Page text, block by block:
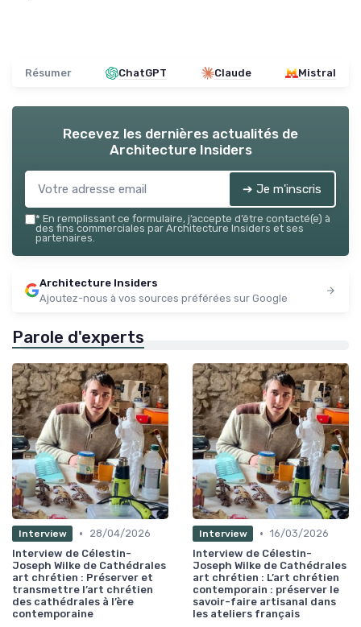
Résumer ChatGPT Claude Mistral
Recevez les dernières actualités de
Architecture Insiders
➔ Je m'inscris
* En remplissant ce formulaire, j’accepte d’être contacté(e) à
des fins commerciales par Architecture Insiders et ses
partenaires.
Architecture Insiders
Ajoutez-nous à vos sources préférées sur Google
Parole d'experts
Interview •
28/04/2026
Interview de Célestin-
Joseph Wilke de Cathédrales
art chrétien : Préserver et
transmettre l’art chrétien
des cathédrales à l’ère
contemporaine
Interview • 16/03/2026
Interview de Célestin-
Joseph Wilke de Cathédrales
art chrétien : L’art chrétien
contemporain : préserver le
savoir-faire artisanal dans
les ateliers français